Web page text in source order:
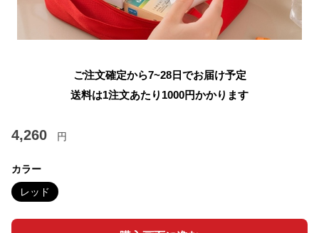
ご注文確定から7~28日でお届け予定
送料は1注文あたり 1000円かかります
4,260 円
カラー
レッド